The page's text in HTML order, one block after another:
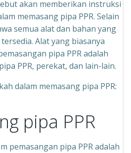
akan memberikan instruksi
memasang pipa PPR. Selain
semua alat dan bahan yang
Alat yang biasanya
pipa PPR adalah
PPR, perekat, dan lain-lain.
dalam memasang pipa PPR:
pipa PPR
pemasangan pipa PPR adalah